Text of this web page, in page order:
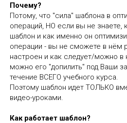
Почему?
Потому, что "сила" шаблона в
операций, НО если вы не знаете,
шаблон и как именно он
операции - вы не сможете в нём
настроен и как следует/можно в
можно его "допилить" под Ваши
течение ВСЕГО учебного курса.
Поэтому шаблон идет ТОЛЬКО
видео-уроками.
Как работает шаблон?